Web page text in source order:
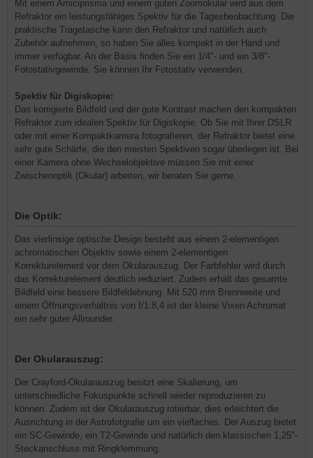
Mit einem Amiciprisma und einem guten Zoomokular wird aus dem
Refraktor ein leistungsfähiges Spektiv für die Tagesbeobachtung. Die
praktische Tragetasche kann den Refraktor und natürlich auch
Zubehör aufnehmen, so haben Sie alles kompakt in der Hand und
immer verfügbar. An der Basis finden Sie ein 1/4"- und ein 3/8"-
Fotostativgewinde. Sie können Ihr Fotostativ verwenden.
Spektiv für Digiskopie:
Das korrigierte Bildfeld und der gute Kontrast machen den kompakten
Refraktor zum idealen Spektiv für Digiskopie. Ob Sie mit Ihrer DSLR
oder mit einer Kompaktkamera fotografieren, der Refraktor bietet eine
sehr gute Schärfe, die den meisten Spektiven sogar überlegen ist. Bei
einer Kamera ohne Wechselobjektive müssen Sie mit einer
Zwischenoptik (Okular) arbeiten, wir beraten Sie gerne.
Die Optik:
Das vierlinsige optische Design besteht aus einem 2-elementigen
achromatischen Objektiv sowie einem 2-elementigen
Korrekturelement vor dem Okularauszug. Der Farbfehler wird durch
das Korrekturelement deutlich reduziert. Zudem erhält das gesamte
Bildfeld eine bessere Bildfeldebnung. Mit 520 mm Brennweite und
einem Öffnungsverhältnis von f/1:8,4 ist der kleine Vixen Achromat
ein sehr guter Allrounder.
Der Okularauszug:
Der Crayford-Okularauszug besitzt eine Skalierung, um
unterschiedliche Fokuspunkte schnell wieder reproduzieren zu
können. Zudem ist der Okularauszug rotierbar, dies erleichtert die
Ausrichtung in der Astrofotgrafie um ein vielfaches. Der Auszug bietet
ein SC-Gewinde, ein T2-Gewinde und natürlich den klassischen 1,25"-
Steckanschluss mit Ringklemmung.